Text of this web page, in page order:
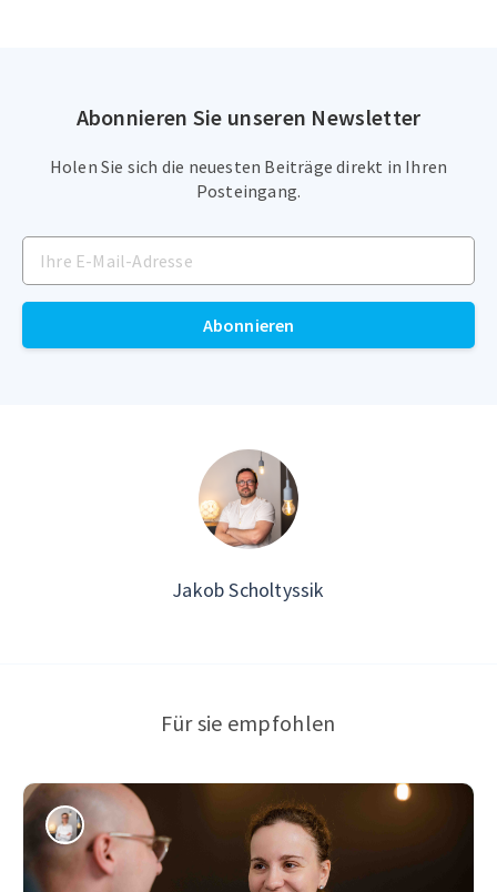
Abonnieren Sie unseren Newsletter
Holen Sie sich die neuesten Beiträge direkt in Ihren
Posteingang.
Abonnieren
Jakob Scholtyssik
Für sie empfohlen